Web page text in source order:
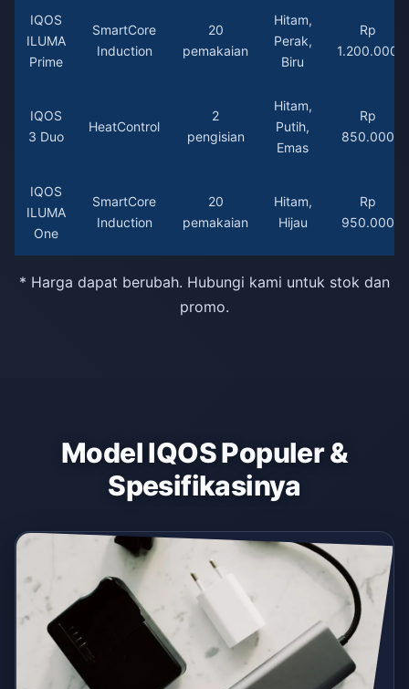
IQOS
ILUMA
Prime
SmartCore
Induction
20
pemakaian
Hitam,
Perak,
Biru
Rp
1.200.000
IQOS
3 Duo
HeatControl
2
pengisian
Hitam,
Putih,
Emas
Rp
850.000
IQOS
ILUMA
One
SmartCore
Induction
20
pemakaian
Hitam,
Hijau
Rp
950.000
* Harga dapat berubah. Hubungi kami untuk stok dan
promo.
Model IQOS Populer &
Spesifikasinya